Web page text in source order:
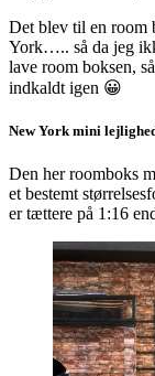
Det blev til en room
York….. så da jeg
lave room boksen,
indkaldt igen 😀
New York mini
Den her roomboks
et bestemt
er tættere på 1:16